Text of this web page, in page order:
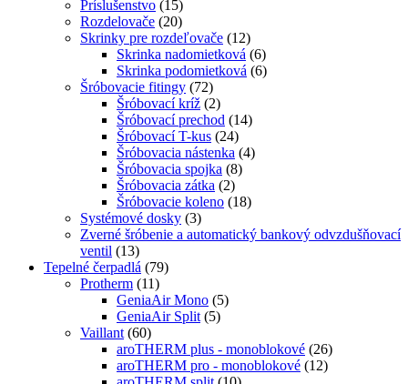
Príslušenstvo (15)
Rozdelovače (20)
Skrinky pre rozdeľovače (12)
Skrinka nadomietková (6)
Skrinka podomietková (6)
Šróbovacie fitingy (72)
Šróbovací kríž (2)
Šróbovací prechod (14)
Šróbovací T-kus (24)
Šróbovacia nástenka (4)
Šróbovacia spojka (8)
Šróbovacia zátka (2)
Šróbovacie koleno (18)
Systémové dosky (3)
Zverné šróbenie a automatický bankový odvzdušňovací
ventil (13)
Tepelné čerpadlá (79)
Protherm (11)
GeniaAir Mono (5)
GeniaAir Split (5)
Vaillant (60)
aroTHERM plus - monoblokové (26)
aroTHERM pro - monoblokové (12)